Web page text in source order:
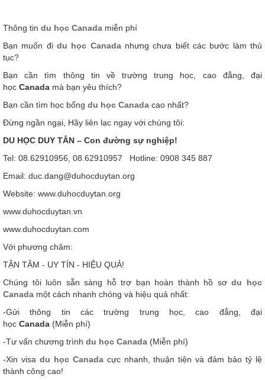
Thông tin du học Canada miễn phí
Bạn muốn đi du học Canadanhưng chưa biết các bước làm thủ
tục?
Bạn cần tìm thông tin về trường trung học, cao đẳng, đại
học Canada mà bạn yêu thích?
Bạn cần tìm học bổng du học Canada cao nhất?
Đừng ngần ngại, Hãy liên lạc ngay với chúng tôi:
DU HỌC DUY TÂN – Con đường sự nghiệp!
Tel: 08.62910956, 08.62910957 Hotline: 0908 345 887
Email: duc.dang@duhocduytan.org
Website: www.duhocduytan.org
www.duhocduytan.vn
www.duhocduytan.com
Với phương châm:
TẬN TÂM - UY TÍN - HIỆU QUẢ!
Chúng tôi luôn sẵn sàng hỗ trợ bạn hoàn thành hồ sơdu học
Canada một cách nhanh chóng và hiệu quả nhất:
-Gửi thông tin các trường trung học, cao đẳng, đại
học Canada (Miễn phí)
-Tư vấn chương trình du học Canada (Miễn phí)
-Xin visa du học Canadacực nhanh, thuận tiện và đảm bảo tỷ lệ
thành công cao!